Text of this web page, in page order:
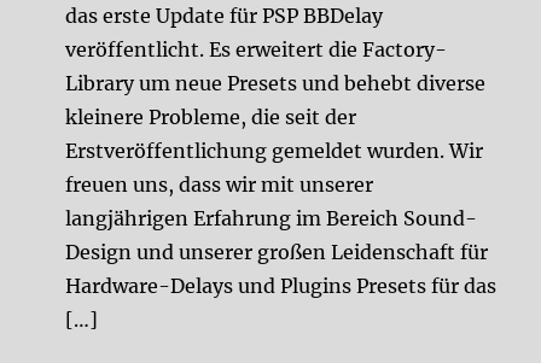
das erste Update für PSP BBDelay
veröffentlicht. Es erweitert die Factory-
Library um neue Presets und behebt diverse
kleinere Probleme, die seit der
Erstveröffentlichung gemeldet wurden. Wir
freuen uns, dass wir mit unserer
langjährigen Erfahrung im Bereich Sound-
Design und unserer großen Leidenschaft für
Hardware-Delays und Plugins Presets für das
[…]